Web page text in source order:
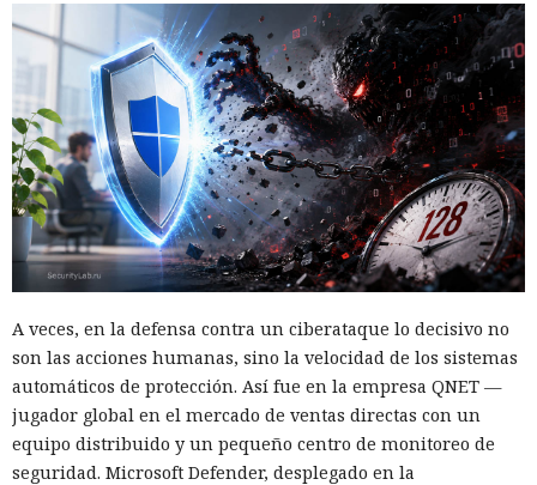
A veces, en la defensa contra un ciberataque lo decisivo no
son las acciones humanas, sino la velocidad de los sistemas
automáticos de protección. Así fue en la empresa QNET —
jugador global en el mercado de ventas directas con un
equipo distribuido y un pequeño centro de monitoreo de
seguridad. Microsoft Defender, desplegado en la